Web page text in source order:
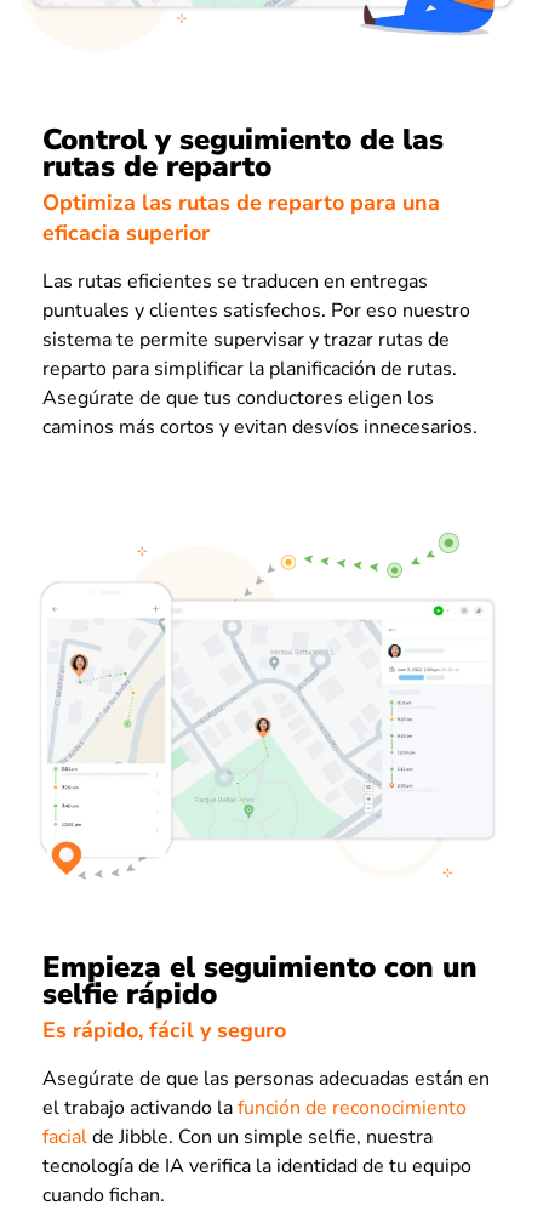
Control y seguimiento de las
rutas de reparto
Optimiza las rutas de reparto para una
eficacia superior
Las rutas eficientes se traducen en entregas
puntuales y clientes satisfechos. Por eso nuestro
sistema te permite supervisar y trazar rutas de
reparto para simplificar la planificación de rutas.
Asegúrate de que tus conductores eligen los
caminos más cortos y evitan desvíos innecesarios.
Empieza el seguimiento con un
selfie rápido
Es rápido, fácil y seguro
Asegúrate de que las personas adecuadas están en
el trabajo activando lafunción de reconocimiento
facialde Jibble. Con un simple selfie, nuestra
tecnología de IA verifica la identidad de tu equipo
cuando fichan.